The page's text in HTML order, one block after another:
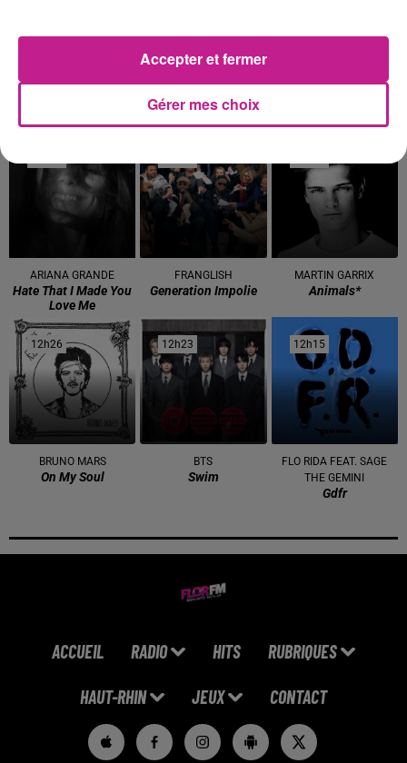
AMIR
ARIANA GRANDE
Hate That I Made You
Love Me
FRANGLISH
Generation Impolie
MARTIN GARRIX
Animals*
12h26
12h26
BRUNO MARS
On My Soul
12h23
12h23
BTS
Swim
12h15
12h15
FLO RIDA FEAT. SAGE
THE GEMINI
Gdfr
ACCUEIL RADIO HITS RUBRIQUES
HAUT-RHIN JEUX CONTACT
Gérer mes choix
Accepter et fermer